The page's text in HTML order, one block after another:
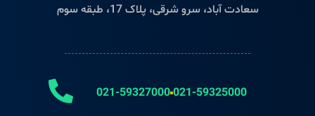
سعادت آباد، سرو شرقی، پلاک 17، طبقه سوم
021-59325000
021-59327000